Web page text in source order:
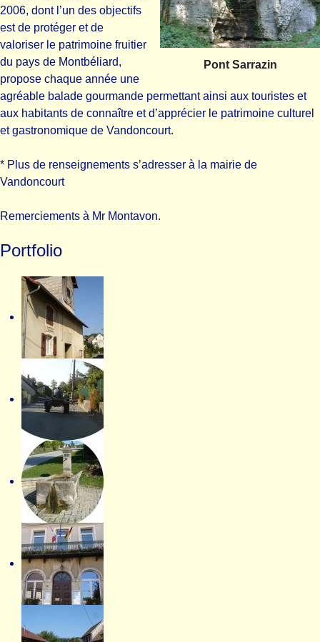
Pont Sarrazin
2006, dont l’un des objectifs
est de protéger et de
valoriser le patrimoine fruitier
du pays de Montbéliard,
propose chaque année une
agréable balade gourmande permettant ainsi aux touristes et
aux habitants de connaître et d’apprécier le patrimoine culturel
et gastronomique de Vandoncourt.
* Plus de renseignements s’adresser à la mairie de
Vandoncourt
Remerciements à Mr Montavon.
Portfolio